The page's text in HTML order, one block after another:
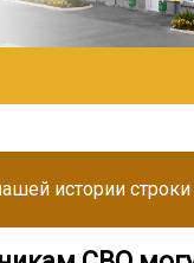
истории строки